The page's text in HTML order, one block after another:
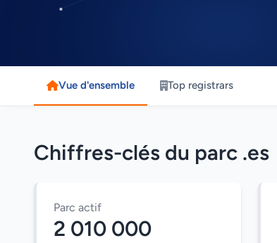
Vue d'ensemble Top registrars
Chiffres-clés du parc .es
Parc actif
2 010 000